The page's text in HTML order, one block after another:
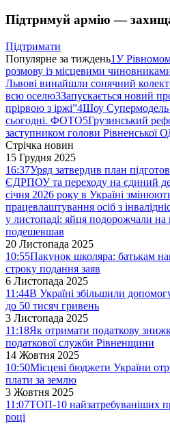
Підтримуй армію —
Підтримати
Популярне за тиждень1У
розмову із місцевими
Львові винайшли сонячний
всю оселю3Запускається новий
прірвою з іржі”4Шоу Супермодель
сьогодні. ФОТО5Грузинський
заступником голови Рівненської
Стрічка новин
15 Грудня 2025
16:37Уряд затвердив план
ЄДРПОУ та переходу на єдиний
січня 2026 року в Україні
працевлаштування осіб з
у листопаді: яйця подорожчали на
подешевшав
20 Листопада 2025
10:55Пакунок школяра: батькам
строку подання заяв
6 Листопада 2025
11:44В Україні збільшили
до 50 тисяч гривень
3 Листопада 2025
11:18Як отримати податкову
податкової служби Рівненщини
14 Жовтня 2025
10:50Місцеві бюджети України
плати за землю
3 Жовтня 2025
11:07ТОП-10 найзатребуваніших
році